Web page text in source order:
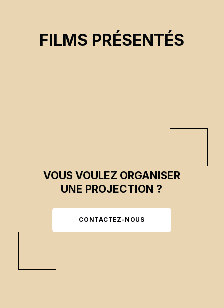
FILMS PRÉSENTÉS
CHRONIQUE D'UNE VILLE
Nadine Gomez
VOUS VOULEZ ORGANISER
UNE PROJECTION ?
CONTACTEZ-NOUS